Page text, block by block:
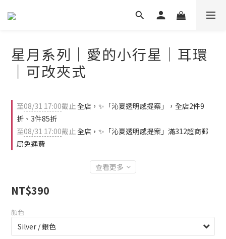
星月系列｜愛的小行星｜耳環
｜可改夾式
至08/31 17:00截止全店，✨「沁夏透明感提案」，全店2件9
折、3件85折
至08/31 17:00截止全店，✨「沁夏透明感提案」滿312超商郵
局免運費
查看更多
NT$390
顏色